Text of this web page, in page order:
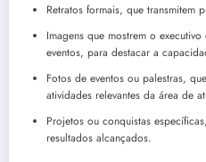
Retratos formais, que transmitem
Imagens que mostrem o
eventos, para destacar a
Fotos de eventos ou palestras,
atividades relevantes da área de
Projetos ou conquistas
resultados alcançados.